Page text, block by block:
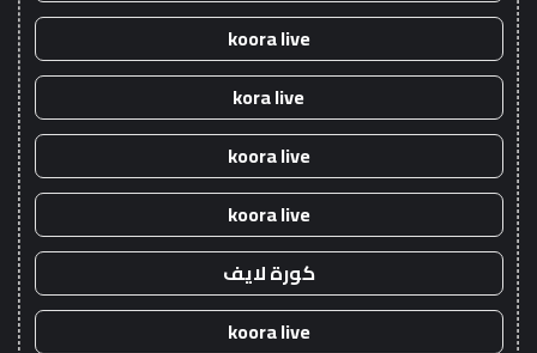
koora live
kora live
koora live
koora live
كورة لايف
koora live